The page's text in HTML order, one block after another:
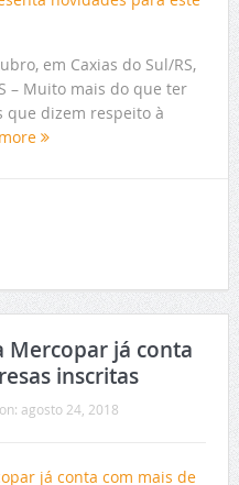
em Caxias do Sul/RS,
– Muito mais do que ter
que dizem respeito à
Mercopar já conta
inscritas
on: agosto 24, 2018